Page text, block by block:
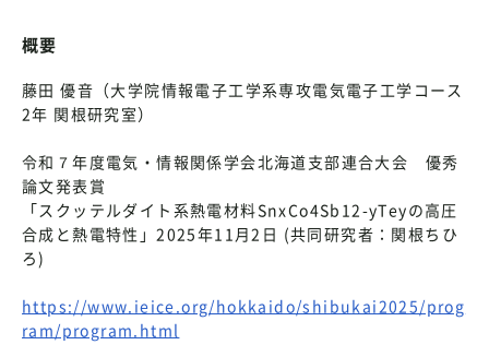
概要
藤田 優音（大学院情報電子工学系専攻電気電子工学コース
2年 関根研究室）
令和７年度電気・情報関係学会北海道支部連合大会 優秀
論文発表賞
「スクッテルダイト系熱電材料SnxCo4Sb12-yTeyの高圧
合成と熱電特性」2025年11月2日 (共同研究者：関根ちひ
ろ)
https://www.ieice.org/hokkaido/shibukai2025/prog
ram/program.html